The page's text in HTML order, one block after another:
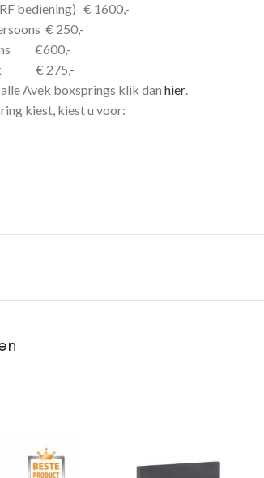
bediening) € 1600,-
€ 250,-
€600,-
€ 275,-
Avek boxsprings klik dan hier.
kiest, kiest u voor: